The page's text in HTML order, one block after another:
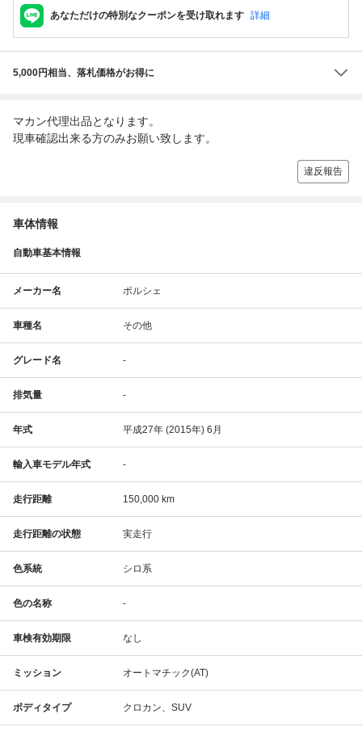
あなただけの特別なクーポンを受け取れます 詳細
5,000円相当、落札価格がお得に
マカン代理出品となります。
現車確認出来る方のみお願い致します。
違反報告
車体情報
自動車基本情報
メーカー名 ポルシェ
車種名 その他
グレード名 -
排気量 -
年式 平成27年 (2015年) 6月
輸入車モデル年式 -
走行距離 150,000 km
走行距離の状態 実走行
色系統 シロ系
色の名称 -
車検有効期限 なし
ミッション オートマチック(AT)
ボディタイプ クロカン、SUV